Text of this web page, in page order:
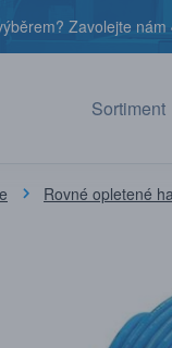
Zavolejte nám
Sortiment
Rovné opletené